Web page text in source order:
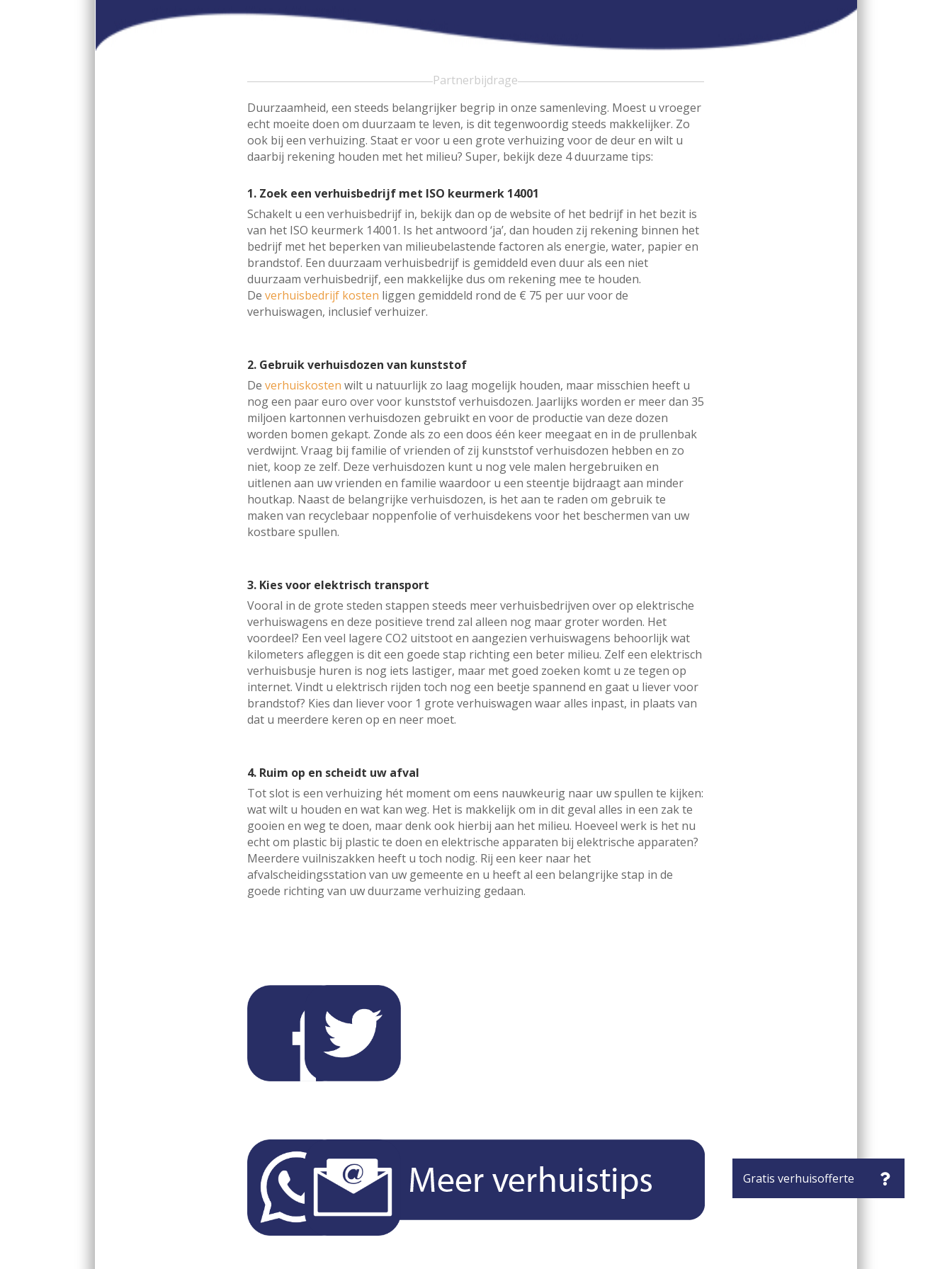
Partnerbijdrage
Duurzaamheid, een steeds belangrijker begrip in onze samenleving. Moest u vroeger
echt moeite doen om duurzaam te leven, is dit tegenwoordig steeds makkelijker. Zo
ook bij een verhuizing. Staat er voor u een grote verhuizing voor de deur en wilt u
daarbij rekening houden met het milieu? Super, bekijk deze 4 duurzame tips:
1. Zoek een verhuisbedrijf met ISO keurmerk 14001
Schakelt u een verhuisbedrijf in, bekijk dan op de website of het bedrijf in het bezit is
van het ISO keurmerk 14001. Is het antwoord ‘ja’, dan houden zij rekening binnen het
bedrijf met het beperken van milieubelastende factoren als energie, water, papier en
brandstof. Een duurzaam verhuisbedrijf is gemiddeld even duur als een niet
duurzaam verhuisbedrijf, een makkelijke dus om rekening mee te houden.
Deverhuisbedrijf kosten liggen gemiddeld rond de € 75 per uur voor de
verhuiswagen, inclusief verhuizer.
2. Gebruik verhuisdozen van kunststof
Deverhuiskosten wilt u natuurlijk zo laag mogelijk houden, maar misschien heeft u
nog een paar euro over voor kunststof verhuisdozen. Jaarlijks worden er meer dan 35
miljoen kartonnen verhuisdozen gebruikt en voor de productie van deze dozen
worden bomen gekapt. Zonde als zo een doos één keer meegaat en in de prullenbak
verdwijnt. Vraag bij familie of vrienden of zij kunststof verhuisdozen hebben en zo
niet, koop ze zelf. Deze verhuisdozen kunt u nog vele malen hergebruiken en
uitlenen aan uw vrienden en familie waardoor u een steentje bijdraagt aan minder
houtkap. Naast de belangrijke verhuisdozen, is het aan te raden om gebruik te
maken van recyclebaar noppenfolie of verhuisdekens voor het beschermen van uw
kostbare spullen.
3. Kies voor elektrisch transport
Vooral in de grote steden stappen steeds meer verhuisbedrijven over op elektrische
verhuiswagens en deze positieve trend zal alleen nog maar groter worden. Het
voordeel? Een veel lagere CO2 uitstoot en aangezien verhuiswagens behoorlijk wat
kilometers afleggen is dit een goede stap richting een beter milieu. Zelf een elektrisch
verhuisbusje huren is nog iets lastiger, maar met goed zoeken komt u ze tegen op
internet. Vindt u elektrisch rijden toch nog een beetje spannend en gaat u liever voor
brandstof? Kies dan liever voor 1 grote verhuiswagen waar alles inpast, in plaats van
dat u meerdere keren op en neer moet.
4. Ruim op en scheidt uw afval
Tot slot is een verhuizing hét moment om eens nauwkeurig naar uw spullen te kijken:
wat wilt u houden en wat kan weg. Het is makkelijk om in dit geval alles in een zak te
gooien en weg te doen, maar denk ook hierbij aan het milieu. Hoeveel werk is het nu
echt om plastic bij plastic te doen en elektrische apparaten bij elektrische apparaten?
Meerdere vuilniszakken heeft u toch nodig. Rij een keer naar het
afvalscheidingsstation van uw gemeente en u heeft al een belangrijke stap in de
goede richting van uw duurzame verhuizing gedaan.